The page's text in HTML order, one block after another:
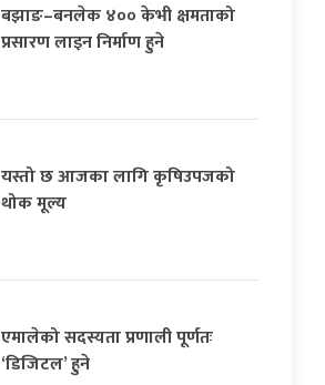
बझाङ–बनलेक ४०० केभी क्षमताको
प्रसारण लाइन निर्माण हुने
यस्तो छ आजका लागि कृषिउपजको
थोक मूल्य
एमालेको सदस्यता प्रणाली पूर्णतः
‘डिजिटल’ हुने